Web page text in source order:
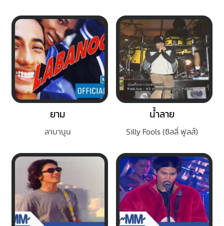
ยาม
ลาบานูน
น้ำลาย
Silly Fools (ซิลลี่ ฟูลส์)